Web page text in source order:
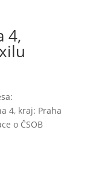
4,
4, kraj: Praha
o ČSOB